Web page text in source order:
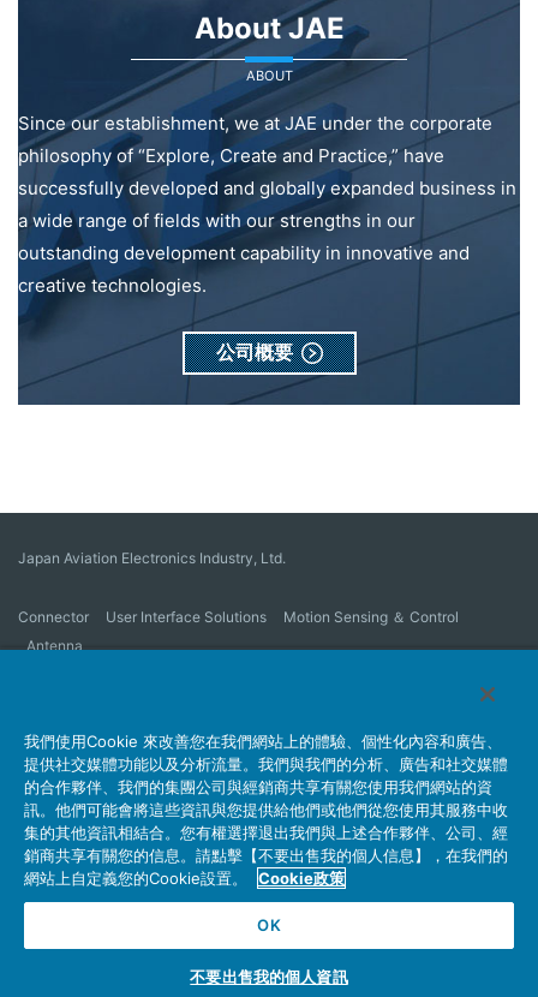
About JAE
ABOUT
Since our establishment, we at JAE under the corporate
philosophy of “Explore, Create and Practice,” have
successfully developed and globally expanded business in
a wide range of fields with our strengths in our
outstanding development capability in innovative and
creative technologies.
公司概要
Japan Aviation Electronics Industry, Ltd.
Connector User Interface Solutions
Motion Sensing ＆ Control
Antenna
隱私權政策 JAE Cookie Policy
網站使用條例
Policy for Official Social Media Accounts Utilization
我們使用Cookie 來改善您在我們網站上的體驗、個性化內容和廣告、
提供社交媒體功能以及分析流量。我們與我們的分析、廣告和社交媒體
的合作夥伴、我們的集團公司與經銷商共享有關您使用我們網站的資
訊。他們可能會將這些資訊與您提供給他們或他們從您使用其服務中收
集的其他資訊相結合。您有權選擇退出我們與上述合作夥伴、公司、經
銷商共享有關您的信息。請點擊【不要出售我的個人信息】，在我們的
網站上自定義您的Cookie設置。
Cookie政策
OK
不要出售我的個人資訊